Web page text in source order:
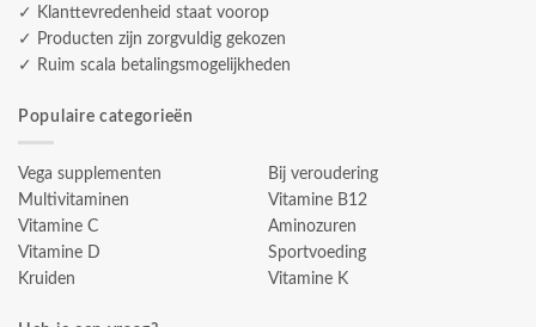
✓ Klanttevredenheid staat voorop
✓ Producten zijn zorgvuldig gekozen
✓ Ruim scala betalingsmogelijkheden
Populaire categorieën
Vega supplementen
Multivitaminen
Vitamine C
Vitamine D
Kruiden
Bij veroudering
Vitamine B12
Aminozuren
Sportvoeding
Vitamine K